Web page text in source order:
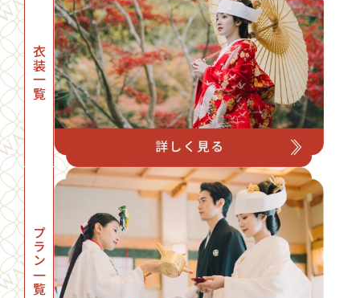
衣装一覧
プラン一覧